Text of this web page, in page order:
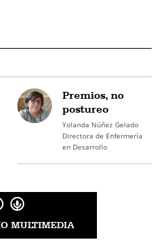
Premios, no
postureo
Yolanda Núñez Gelado
Directora de Enfermería
en Desarrollo
MULTIMEDIA